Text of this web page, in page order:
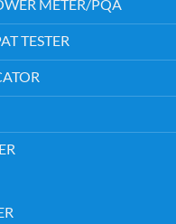
METER/PQA
TESTER